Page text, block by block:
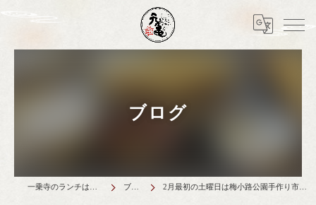
ブログ
ブログ 2月最初の土曜日は梅小路公園手作り市に参加します